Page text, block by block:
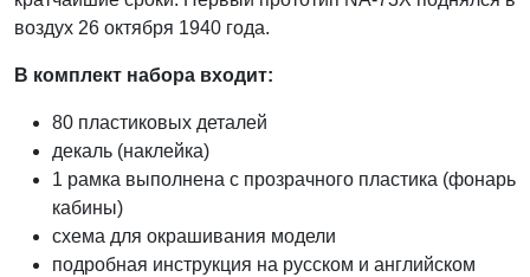
воздух 26 октября 1940 года.
В комплект набора входит:
80 пластиковых деталей
декаль (наклейка)
1 рамка выполнена с прозрачного пластика (фонарь
кабины)
схема для окрашивания модели
подробная инструкция на русском и английском